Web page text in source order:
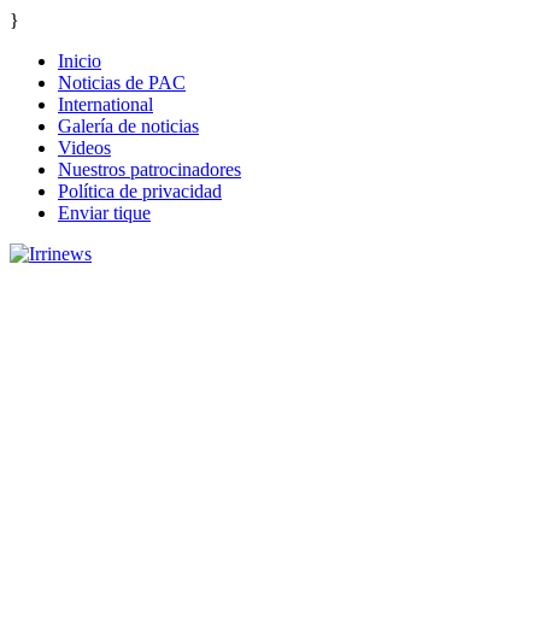
}
Inicio
Noticias de PAC
International
Galería de noticias
Videos
Nuestros patrocinadores
Política de privacidad
Enviar tique